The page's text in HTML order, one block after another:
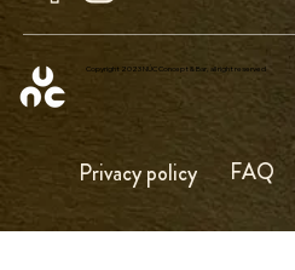
Copyright 2023 NÚC Concept & Bar, all right reserved
Privacy policy FAQ